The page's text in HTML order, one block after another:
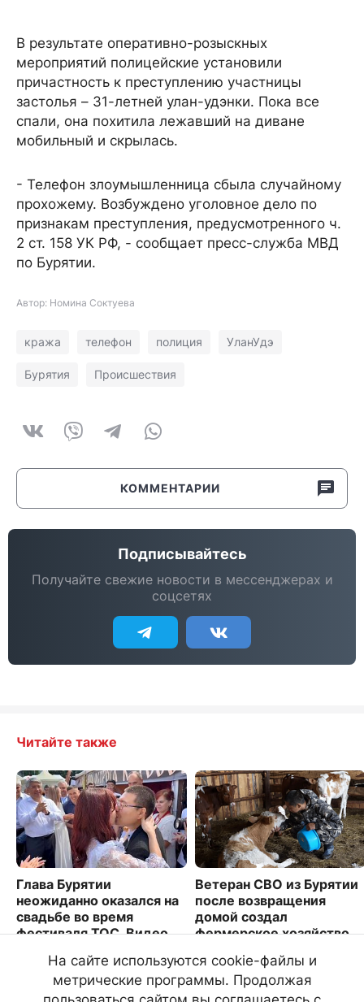
В результате оперативно-розыскных
мероприятий полицейские установили
причастность к преступлению участницы
застолья – 31-летней улан-удэнки. Пока все
спали, она похитила лежавший на диване
мобильный и скрылась.
- Телефон злоумышленница сбыла случайному
прохожему. Возбуждено уголовное дело по
признакам преступления, предусмотренного ч.
2 ст. 158 УК РФ, - сообщает пресс-служба МВД
по Бурятии.
Автор: Номина Соктуева
кража телефон полиция УланУдэ
Бурятия Происшествия
КОММЕНТАРИИ
Подписывайтесь
Получайте свежие новости в мессенджерах и
соцсетях
Читайте также
Глава Бурятии
неожиданно оказался на
свадьбе во время
фестиваля ТОС. Видео
3663
Ветеран СВО из Бурятии
после возвращения
домой создал
фермерское хозяйство
4226
На сайте используются cookie-файлы и
метрические программы. Продолжая